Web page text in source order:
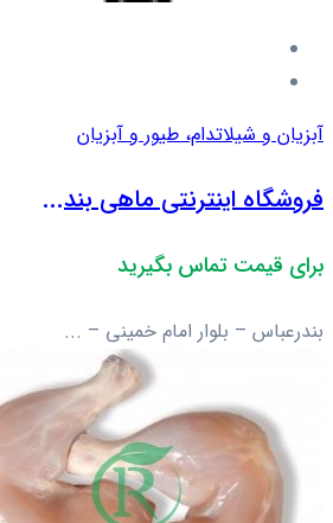
آبزیان و شیلاتدام، طیور و آبزیان
فروشگاه اینترنتی ماهی بند...
برای قیمت تماس بگیرید
بندرعباس – بلوار امام خمینی – ...